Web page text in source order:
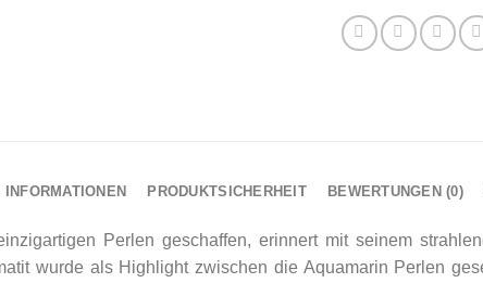
PRODUKTSICHERHEIT BEWERTUNGEN (0)
Perlen geschaffen, erinnert mit seinem
wurde als Highlight zwischen die Aquamarin Perlen